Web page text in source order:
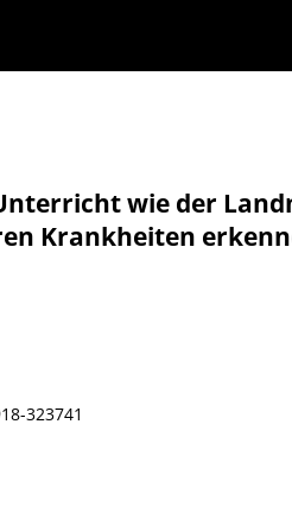
wie der
Krankheiten
323741